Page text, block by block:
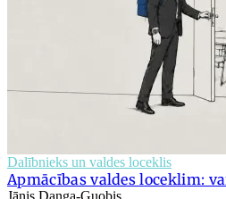
Dalībnieks un valdes loceklis
Apmācības valdes loceklim:
Jānis Danga-Guobis